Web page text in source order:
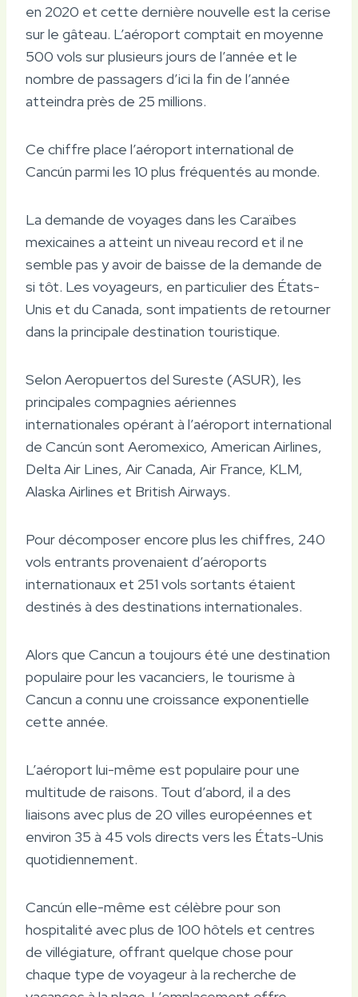
en 2020 et cette dernière nouvelle est la cerise
sur le gâteau. L’aéroport comptait en moyenne
500 vols sur plusieurs jours de l’année et le
nombre de passagers d’ici la fin de l’année
atteindra près de 25 millions.
Ce chiffre place l’aéroport international de
Cancún parmi les 10 plus fréquentés au monde.
La demande de voyages dans les Caraïbes
mexicaines a atteint un niveau record et il ne
semble pas y avoir de baisse de la demande de
si tôt. Les voyageurs, en particulier des États-
Unis et du Canada, sont impatients de retourner
dans la principale destination touristique.
Selon Aeropuertos del Sureste (ASUR), les
principales compagnies aériennes
internationales opérant à l’aéroport international
de Cancún sont Aeromexico, American Airlines,
Delta Air Lines, Air Canada, Air France, KLM,
Alaska Airlines et British Airways.
Pour décomposer encore plus les chiffres, 240
vols entrants provenaient d’aéroports
internationaux et 251 vols sortants étaient
destinés à des destinations internationales.
Alors que Cancun a toujours été une destination
populaire pour les vacanciers, le tourisme à
Cancun a connu une croissance exponentielle
cette année.
L’aéroport lui-même est populaire pour une
multitude de raisons. Tout d’abord, il a des
liaisons avec plus de 20 villes européennes et
environ 35 à 45 vols directs vers les États-Unis
quotidiennement.
Cancún elle-même est célèbre pour son
hospitalité avec plus de 100 hôtels et centres
de villégiature, offrant quelque chose pour
chaque type de voyageur à la recherche de